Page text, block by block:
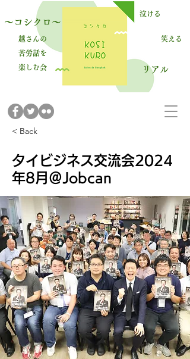
～コシクロ～
越さんの
苦労話を
楽しむ会
笑える
泣ける
​リアル
< Back
タイビジネス交流会2024
年8月＠Jobcan